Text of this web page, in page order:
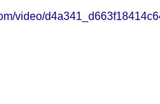
video/